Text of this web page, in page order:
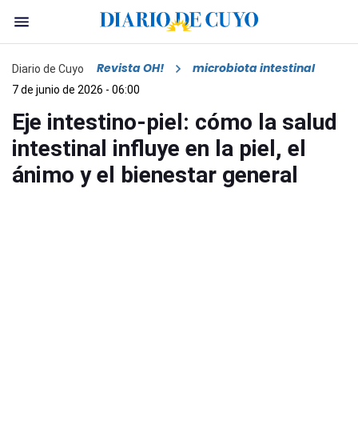
Diario de Cuyo Revista OH! microbiota intestinal
7 de junio de 2026 - 06:00
Eje intestino-piel: cómo la salud
intestinal influye en la piel, el
ánimo y el bienestar general